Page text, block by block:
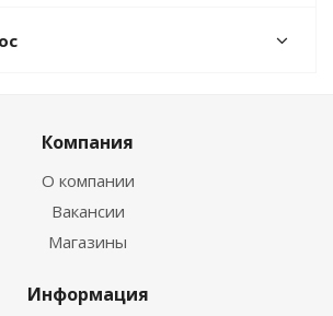
Компания
О компании
Вакансии
Магазины
Информация